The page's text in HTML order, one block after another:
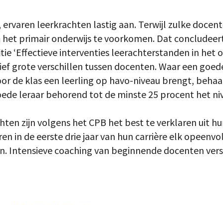
leerkrachten lastig aan. Terwijl zulke
primair onderwijs te voorkomen. Dat
‘Effectieve interventies leerachterstanden in het
grote verschillen tussen docenten. Waar een
de klas een leerling op havo-niveau brengt,
leraar behorend tot de minste 25 procent het
zijn volgens het CPB het best te verklaren uit
in de eerste drie jaar van hun carrière elk
Intensieve coaching van beginnende docenten